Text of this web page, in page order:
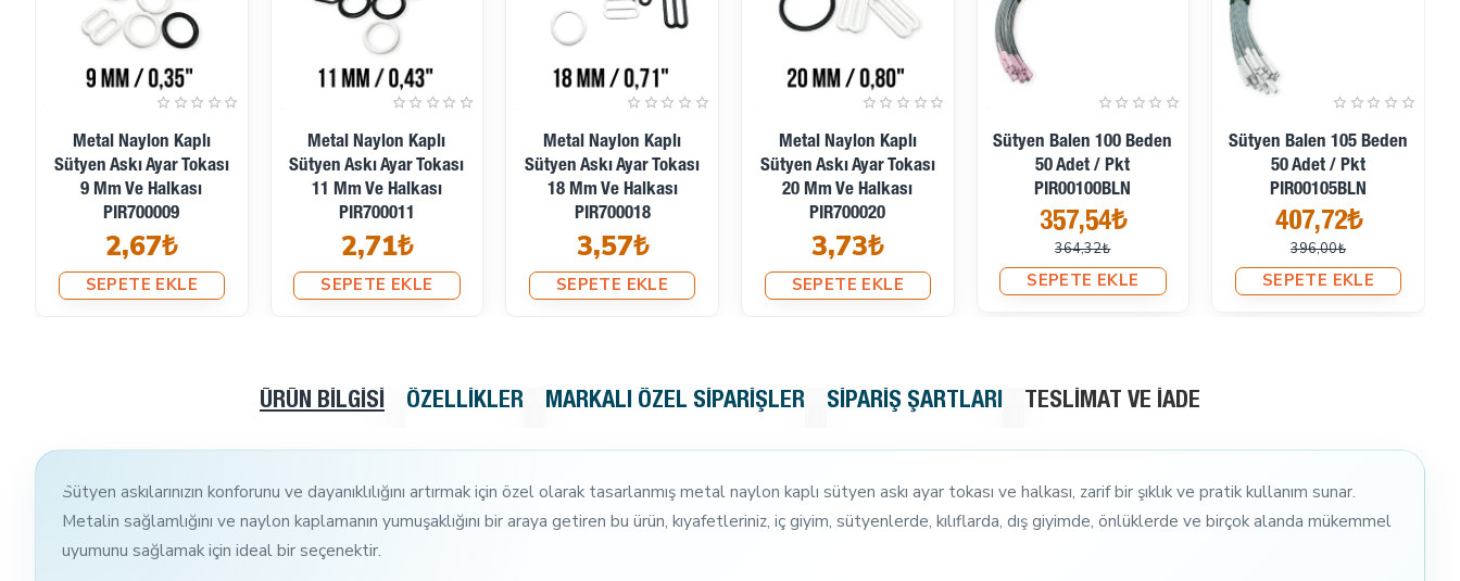
Metal Naylon Kaplı
Sütyen Askı Ayar Tokası
9 Mm Ve Halkası
PIR700009
2,67₺
SEPETE EKLE
Metal Naylon Kaplı
Sütyen Askı Ayar Tokası
11 Mm Ve Halkası
PIR700011
2,71₺
SEPETE EKLE
Metal Naylon Kaplı
Sütyen Askı Ayar Tokası
18 Mm Ve Halkası
PIR700018
3,57₺
SEPETE EKLE
Metal Naylon Kaplı
Sütyen Askı Ayar Tokası
20 Mm Ve Halkası
PIR700020
3,73₺
SEPETE EKLE
İndirimde
Sütyen Balen 100 Beden
50 Adet / Pkt
PIR00100BLN
357,54₺
364,32₺
SEPETE EKLE
İndirimde
Sütyen Balen 105 Beden
50 Adet / Pkt
PIR00105BLN
407,72₺
396,00₺
SEPETE EKLE
ÜRÜN BILGISI ÖZELLIKLER MARKALI ÖZEL SIPARIŞLER SIPARIŞ ŞARTLARI TESLIMAT VE İADE
Sütyen askılarınızın konforunu ve dayanıklılığını artırmak için özel olarak tasarlanmış metal naylon kaplı sütyen askı ayar tokası ve halkası, zarif bir şıklık ve pratik kullanım sunar.
Metalin sağlamlığını ve naylon kaplamanın yumuşaklığını bir araya getiren bu ürün, kıyafetleriniz, iç giyim, sütyenlerde, kılıflarda, dış giyimde, önlüklerde ve birçok alanda mükemmel
uyumunu sağlamak için ideal bir seçenektir.